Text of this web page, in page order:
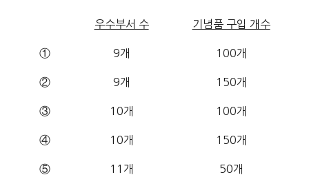
우수부서 수 기념품 구입 개수
① 9개 100개
② 9개 150개
③ 10개 100개
④ 10개 150개
⑤ 11개 50개